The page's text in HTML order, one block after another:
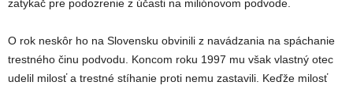
zatykač pre podozrenie z účasti na miliónovom podvode.
O rok neskôr ho na Slovensku obvinili z navádzania na spáchanie
trestného činu podvodu. Koncom roku 1997 mu však vlastný otec
udelil milosť a trestné stíhanie proti nemu zastavili. Keďže milosť